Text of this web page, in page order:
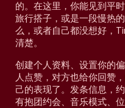
的。在这里，你能见到平
旅行搭子，或是一段慢热
么，或者自己都没想好，
清楚。
创建个人资料、设置你的
人点赞，对方也给你回赞
己的表现了。发条信息，
有抱团约会、音乐模式、